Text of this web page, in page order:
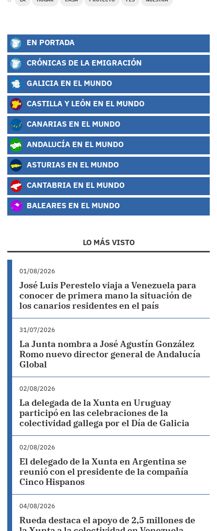
EN PORTADA
CRÓNICAS DE LA EMIGRACIÓN
GALICIA EN EL MUNDO
CASTILLA Y LEÓN EN EL MUNDO
CANARIAS EN EL MUNDO
ANDALUCÍA EN EL MUNDO
ASTURIAS EN EL MUNDO
CANTABRIA EN EL MUNDO
BALEARES EN EL MUNDO
LO MÁS VISTO
01/08/2026
José Luis Perestelo viaja a Venezuela para
conocer de primera mano la situación de
los canarios residentes en el país
31/07/2026
La Junta nombra a José Agustín González
Romo nuevo director general de Andalucía
Global
02/08/2026
La delegada de la Xunta en Uruguay
participó en las celebraciones de la
colectividad gallega por el Día de Galicia
02/08/2026
El delegado de la Xunta en Argentina se
reunió con el presidente de la compañía
Cinco Hispanos
04/08/2026
Rueda destaca el apoyo de 2,5 millones de